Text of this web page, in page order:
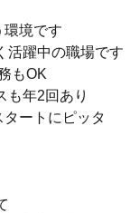
環境です
活躍中の職場です
もOK
も年2回あり
タートにピッタ